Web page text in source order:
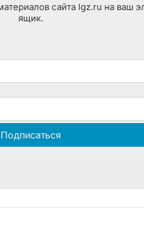
сайта lgz.ru на ваш
ящик.